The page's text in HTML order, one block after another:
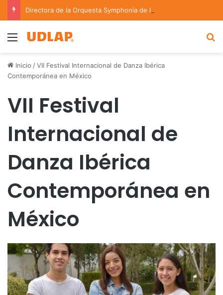
Menu
Inicio /VII Festival Internacional de Danza Ibérica
Contemporánea en México
VII Festival
Internacional de
Danza Ibérica
Contemporánea en
México